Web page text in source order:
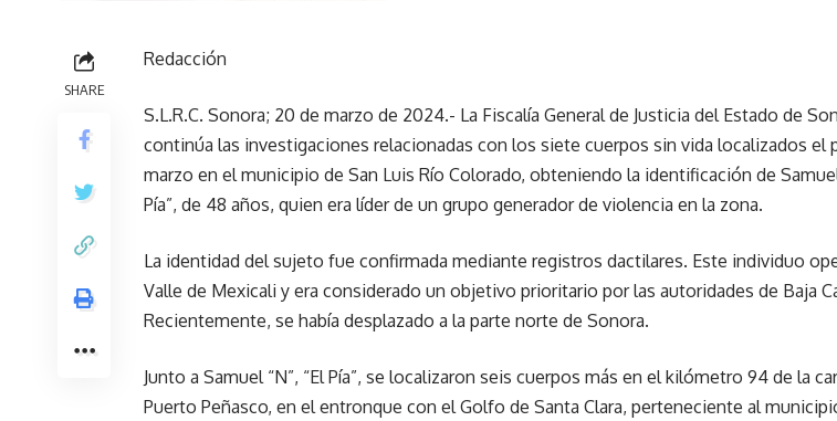
SHARE
Redacción
S.L.R.C. Sonora; 20 de marzo de 2024.- La Fiscalía General de Justicia del Estado de
continúa las investigaciones relacionadas con los siete cuerpos sin vida localizados el
marzo en el municipio de San Luis Río Colorado, obteniendo la identificación de Samuel
Pía”, de 48 años, quien era líder de un grupo generador de violencia en la zona.
La identidad del sujeto fue confirmada mediante registros dactilares. Este individuo
Valle de Mexicali y era considerado un objetivo prioritario por las autoridades de Baja
Recientemente, se había desplazado a la parte norte de Sonora.
Junto a Samuel “N”, “El Pía”, se localizaron seis cuerpos más en el kilómetro 94 de la
Puerto Peñasco, en el entronque con el Golfo de Santa Clara, perteneciente al